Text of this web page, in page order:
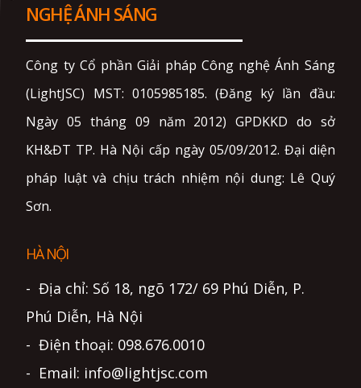
NGHỆ ÁNH SÁNG
Công ty Cổ phần Giải pháp Công nghệ Ánh Sáng
(LightJSC) MST: 0105985185. (Đăng ký lần đầu:
Ngày 05 tháng 09 năm 2012) GPDKKD do sở
KH&ĐT TP. Hà Nội cấp ngày 05/09/2012. Đại diện
pháp luật và chịu trách nhiệm nội dung: Lê Quý
Sơn.
HÀ NỘI
- Địa chỉ: Số 18, ngõ 172/ 69 Phú Diễn, P.
Phú Diễn, Hà Nội
- Điện thoại: 098.676.0010
- Email: info@lightjsc.com